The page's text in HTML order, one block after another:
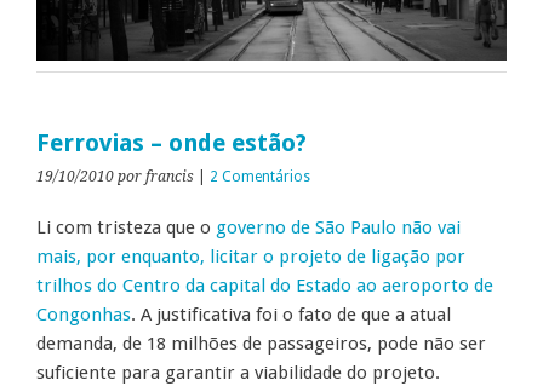
Ferrovias – onde estão?
19/10/2010 por francis 2 Comentários
Li com tristeza que o governo de São Paulo não vai
mais, por enquanto, licitar o projeto de ligação por
trilhos do Centro da capital do Estado ao aeroporto de
Congonhas. A justificativa foi o fato de que a atual
demanda, de 18 milhões de passageiros, pode não ser
suficiente para garantir a viabilidade do projeto.